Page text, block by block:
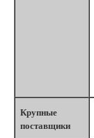
Крупные
поставщики